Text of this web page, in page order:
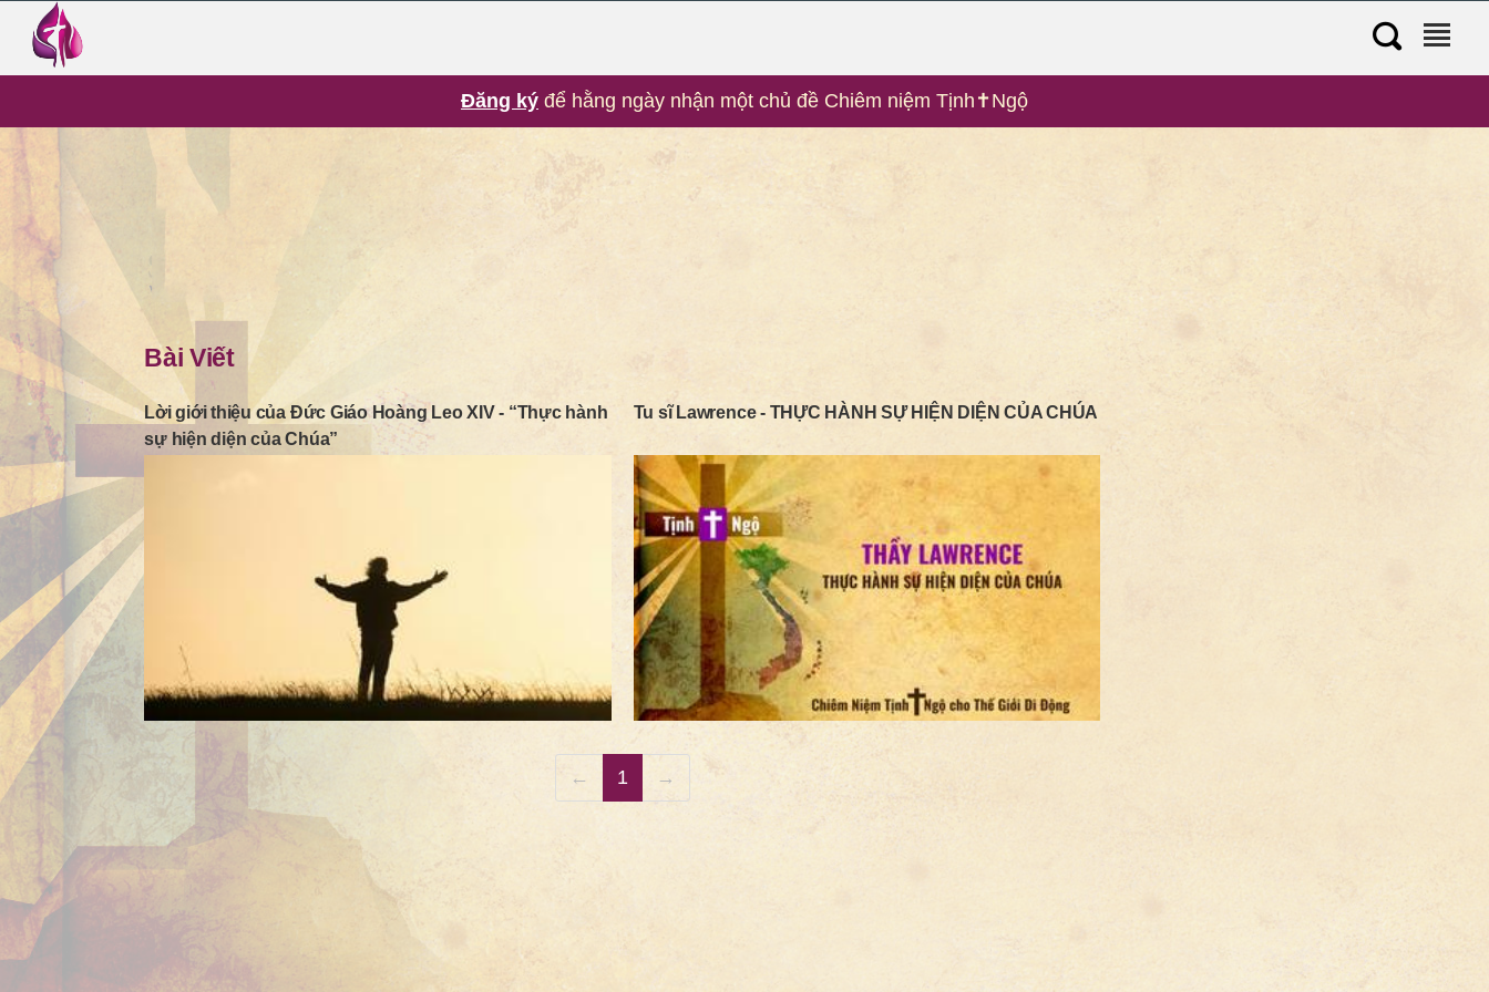
Chiêm Niệm Tịnh✝️Ngộ
Hát Thánh Vịnh
Bài Viết
Tịnh✝️Ngộ
Thư Viện Phim Nhạc
Hát Thánh Vịnh
Đăng ký để hằng ngày nhận một chủ đề Chiêm niệm Tịnh✝️Ngộ
Bài Viết
Lời giới thiệu của Đức Giáo Hoàng Leo XIV - “Thực hành
sự hiện diện của Chúa”
Tu sĩ Lawrence - THỰC HÀNH SỰ HIỆN DIỆN CỦA CHÚA
← 1 →